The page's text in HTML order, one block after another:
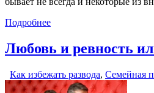
Подробнее
Любовь и ревность
Как избежать развода, Семейная